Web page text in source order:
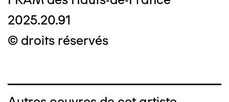
2025.20.91
© droits réservés